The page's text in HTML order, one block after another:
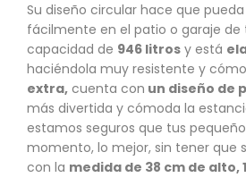
Su diseño circular hace que
fácilmente en el patio o garaje de
capacidad de 946 litros y está
haciéndola muy resistente y
extra, cuenta con un diseño de
más divertida y cómoda la
estamos seguros que tus
momento, lo mejor, sin tener que
con la medida de 38 cm de alto,